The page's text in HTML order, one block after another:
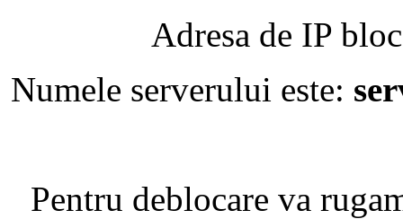
Adresa de IP
Numele serverului este:
Pentru deblocare va